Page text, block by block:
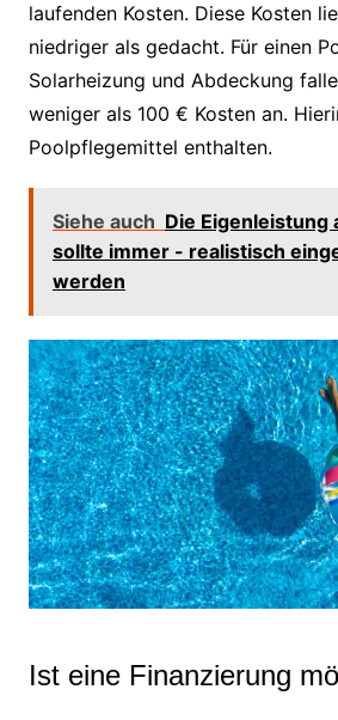
laufenden Kosten. Diese Kosten
niedriger als gedacht. Für einen
Solarheizung und Abdeckung
weniger als 100 € Kosten an.
Poolpflegemittel enthalten.
Siehe auch Die Eigenleistung
sollte immer - realistisch
werden
Ist eine Finanzierung